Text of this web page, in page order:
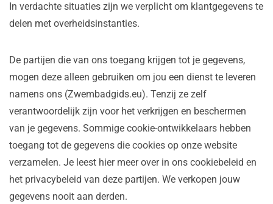
In verdachte situaties zijn we verplicht om klantgegevens te
delen met overheidsinstanties.
De partijen die van ons toegang krijgen tot je gegevens,
mogen deze alleen gebruiken om jou een dienst te leveren
namens ons (Zwembadgids.eu). Tenzij ze zelf
verantwoordelijk zijn voor het verkrijgen en beschermen
van je gegevens. Sommige cookie-ontwikkelaars hebben
toegang tot de gegevens die cookies op onze website
verzamelen. Je leest hier meer over in ons cookiebeleid en
het privacybeleid van deze partijen. We verkopen jouw
gegevens nooit aan derden.